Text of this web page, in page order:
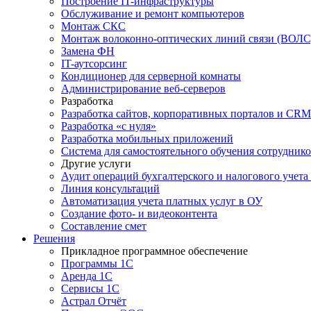
Обслуживание и ремонт компьютеров
Монтаж СКС
Монтаж волоконно-оптических линий связи
Замена ФН
IT-аутсорсинг
Кондиционер для серверной комнаты
Администрирование веб-серверов
Разработка
Разработка сайтов, корпоративных порталов и CRM
Разработка «с нуля»
Разработка мобильных приложений
Система для самостоятельного обучения
Другие услуги
Аудит операций бухгалтерского и налогового
Линия консультаций
Автоматизация учета платных услуг в ОУ
Создание фото- и видеоконтента
Составление смет
Решения
Прикладное программное обеспечение
Программы 1С
Аренда 1С
Сервисы 1С
Астрал Отчёт